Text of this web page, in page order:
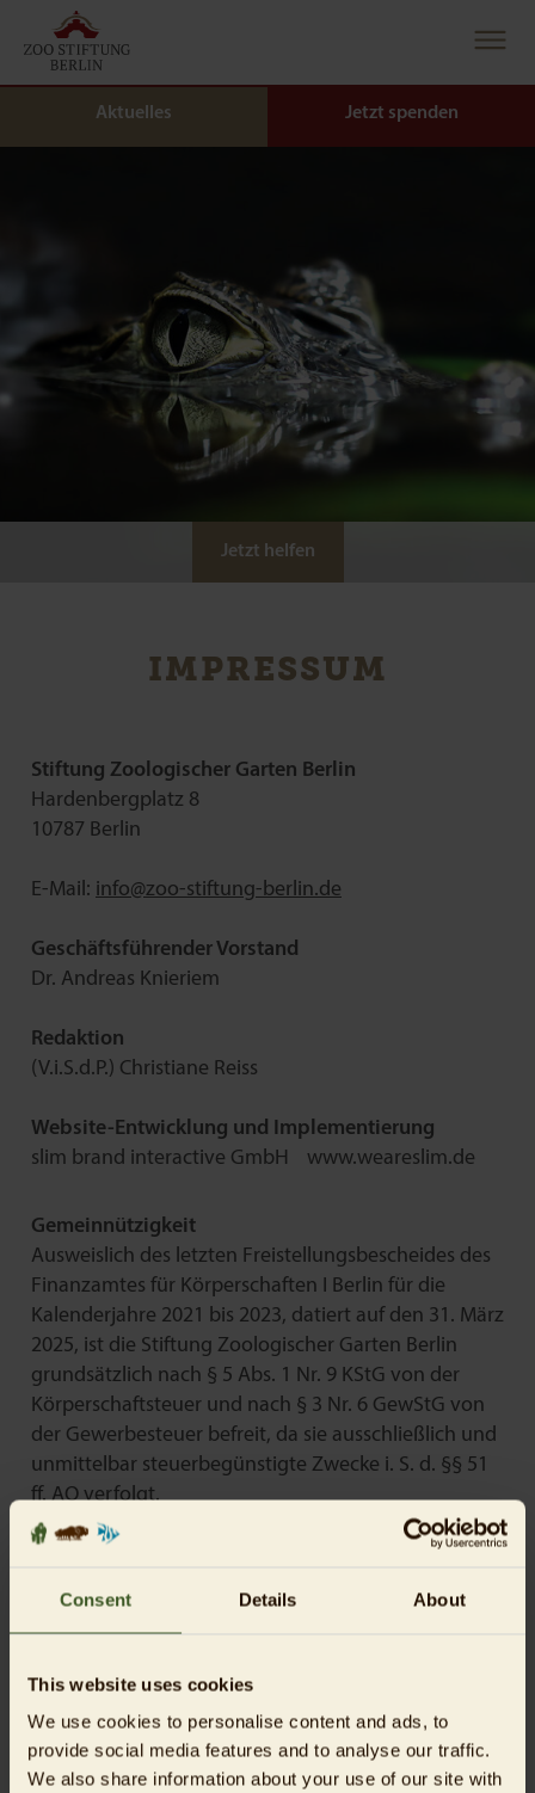
Consent Details About
This website uses cookies
We use cookies to personalise content and ads, to
provide social media features and to analyse our traffic.
We also share information about your use of our site with
Aktuelles Jetzt spenden
Jetzt helfen
IMPRESSUM
Stiftung Zoologischer Garten Berlin
Hardenbergplatz 8
10787 Berlin
E-Mail: info@zoo-stiftung-berlin.de
Geschäftsführender Vorstand
Dr. Andreas Knieriem
Redaktion
(V.i.S.d.P.) Christiane Reiss
Website-Entwicklung und Implementierung
slim brand interactive GmbH www.weareslim.de
Gemeinnützigkeit
Ausweislich des letzten Freistellungsbescheides des
Finanzamtes für Körperschaften I Berlin für die
Kalenderjahre 2021 bis 2023, datiert auf den 31. März
2025, ist die Stiftung Zoologischer Garten Berlin
grundsätzlich nach § 5 Abs. 1 Nr. 9 KStG von der
Körperschaftsteuer und nach § 3 Nr. 6 GewStG von
der Gewerbesteuer befreit, da sie ausschließlich und
unmittelbar steuerbegünstigte Zwecke i. S. d. §§ 51
ff. AO verfolgt.
vorbehalten. © iStock.com/haydenbird &
Ptačinská Jirátová // Zoo Prag © Scott Ramsay //
Heidelberg/WWF © E. Khalilov/WWF © Jan Zwilling ©
NABU / IERS © Miroslav Bobek // Zoo Prag © IMPACT